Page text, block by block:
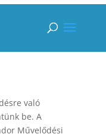
való
be. A
Művelődési